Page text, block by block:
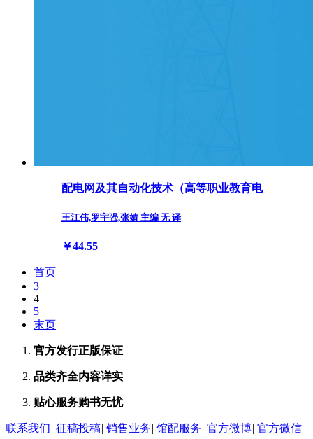
配电网及其自动化技术（高等职业教育电
王江伟,罗宇强,张婧 主编 无 译
￥44.55
首页
3
4
5
末页
官方发行正版保证
品类齐全内容详实
贴心服务购书无忧
联系我们| 征稿投稿| 销售业务| 馆配服务| 官方微博| 官方微信